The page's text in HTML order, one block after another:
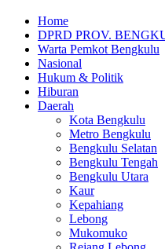
Home
DPRD PROV.
Warta Pemkot Bengkulu
Nasional
Hukum & Politik
Hiburan
Daerah
Kota Bengkulu
Metro Bengkulu
Bengkulu Selatan
Bengkulu Tengah
Bengkulu Utara
Kaur
Kepahiang
Lebong
Mukomuko